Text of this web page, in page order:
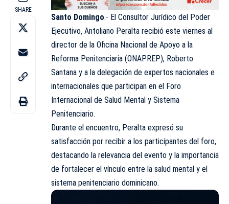
SHARE
Santo Domingo.- El Consultor Jurídico del Poder
Ejecutivo, Antoliano Peralta recibió este viernes al
director de la Oficina Nacional de Apoyo a la
Reforma Penitenciaria (ONAPREP), Roberto
Santana y a la delegación de expertos nacionales e
internacionales que participan en el Foro
Internacional de Salud Mental y Sistema
Penitenciario.
Durante el encuentro, Peralta expresó su
satisfacción por recibir a los participantes del foro,
destacando la relevancia del evento y la importancia
de fortalecer el vínculo entre la salud mental y el
sistema penitenciario dominicano.